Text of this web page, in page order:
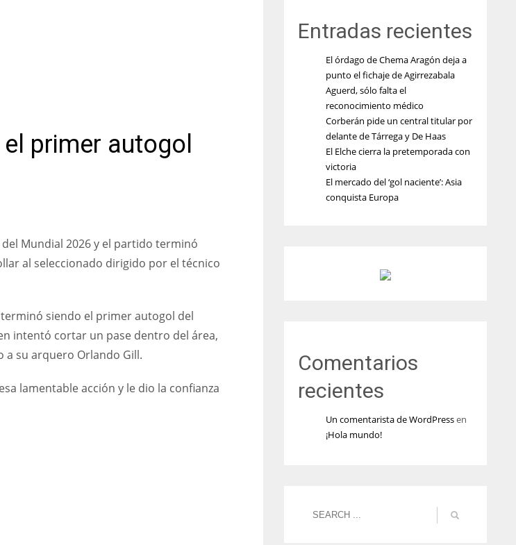
primer autogol
Mundial 2026 y el partido terminó
al seleccionado dirigido por el técnico
siendo el primer autogol del
intentó cortar un pase dentro del área,
a su arquero Orlando Gill.
lamentable acción y le dio la confianza
Entradas recientes
El órdago de Chema Aragón deja a
punto el fichaje de Agirrezabala
Aguerd, sólo falta el
reconocimiento médico
Corberán pide un central titular por
delante de Tárrega y De Haas
El Elche cierra la pretemporada con
victoria
El mercado del ‘gol naciente’: Asia
conquista Europa
Comentarios
recientes
Un comentarista de WordPressen
¡Hola mundo!